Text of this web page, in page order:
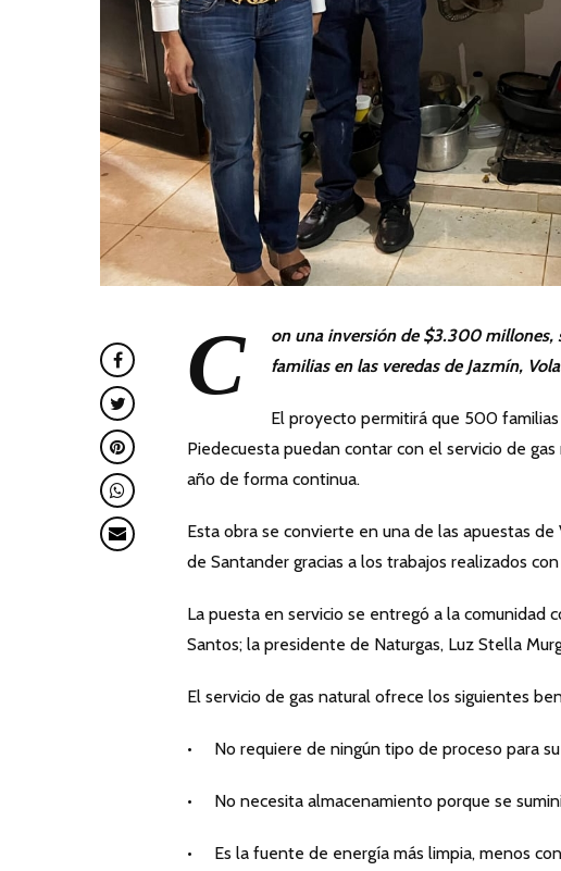
C
on una inversión de $3.300 millones,
familias en las veredas de Jazmín,
El proyecto permitirá que 500
Piedecuesta puedan contar con el servicio de
año de forma continua.
Esta obra se convierte en una de las apuestas
de Santander gracias a los trabajos realizados
La puesta en servicio se entregó a la comunidad
Santos; la presidente de Naturgas, Luz Stella
El servicio de gas natural ofrece los siguientes
• No requiere de ningún tipo de proceso para su
• No necesita almacenamiento porque se
• Es la fuente de energía más limpia, menos